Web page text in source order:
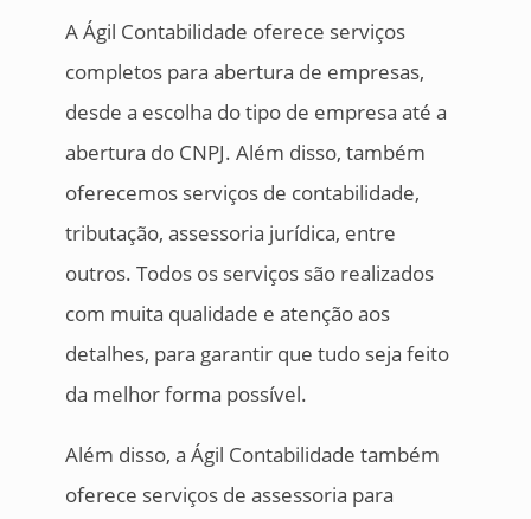
A Ágil Contabilidade oferece serviços
completos para abertura de empresas,
desde a escolha do tipo de empresa até a
abertura do CNPJ. Além disso, também
oferecemos serviços de contabilidade,
tributação, assessoria jurídica, entre
outros. Todos os serviços são realizados
com muita qualidade e atenção aos
detalhes, para garantir que tudo seja feito
da melhor forma possível.
Além disso, a Ágil Contabilidade também
oferece serviços de assessoria para